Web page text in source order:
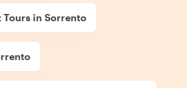
Tours in Sorrento